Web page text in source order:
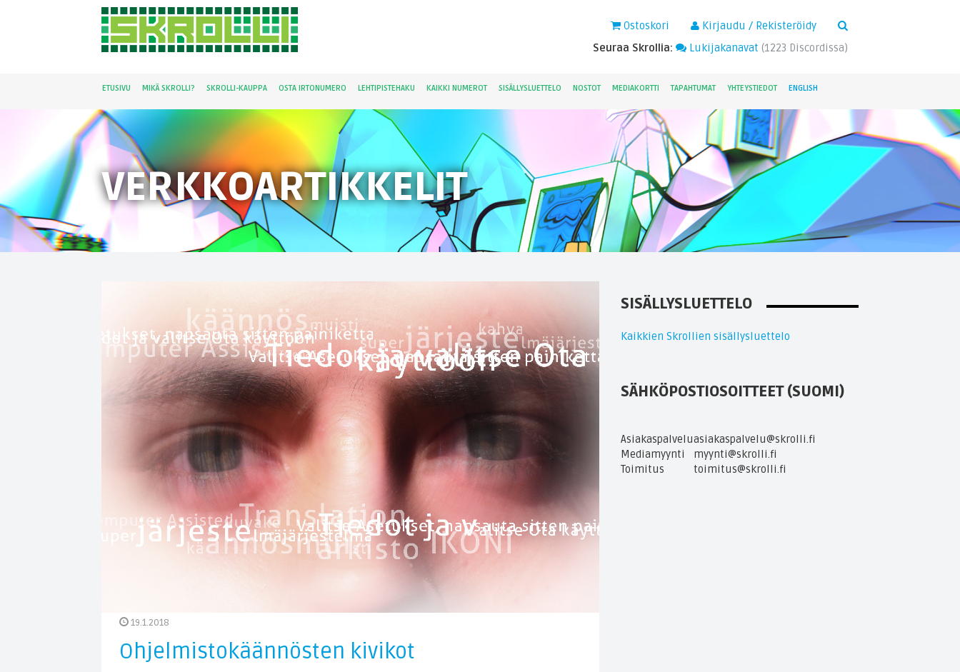
Kirjaudu / Rekisteröidy
Ostoskori
Seuraa Skrollia:
Lukijakanavat (1223 Discordissa)
ETUSIVU MIKÄ SKROLLI? SKROLLI-KAUPPA OSTA IRTONUMERO LEHTIPISTEHAKU KAIKKI NUMEROT SISÄLLYSLUETTELO NOSTOT MEDIAKORTTI TAPAHTUMAT YHTEYSTIEDOT ENGLISH
VERKKOARTIKKELIT
19.1.2018
Ohjelmistokäännösten kivikot
SISÄLLYSLUETTELO
Kaikkien Skrollien sisällysluettelo
SÄHKÖPOSTIOSOITTEET (SUOMI)
Asiakaspalveluasiakaspalvelu@skrolli.fi
Mediamyynti
myynti@skrolli.fi
Toimitus
toimitus@skrolli.fi